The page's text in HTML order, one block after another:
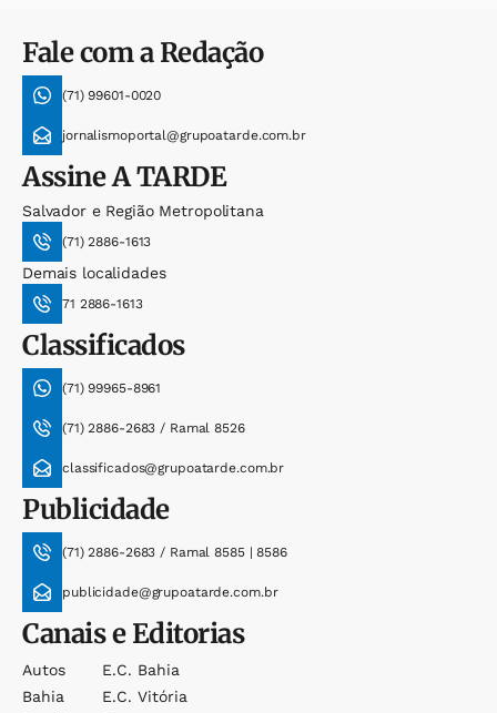
Fale com a Redação
(71) 99601-0020
jornalismoportal@grupoatarde.com.br
AssineA TARDE
Salvador e Região Metropolitana
(71) 2886-1613
Demais localidades
71 2886-1613
Classificados
(71) 99965-8961
(71) 2886-2683 / Ramal 8526
classificados@grupoatarde.com.br
Publicidade
(71) 2886-2683 / Ramal 8585 | 8586
publicidade@grupoatarde.com.br
Canais e Editorias
Autos
Bahia
E.c. Bahia
E.c. Vitória